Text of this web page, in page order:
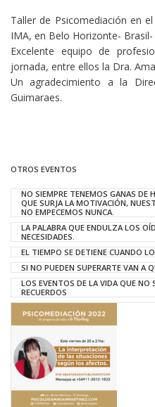
Taller de Psicomediación en
IMA, en Belo Horizonte- Brasil-
Excelente equipo de
jornada, entre ellos la Dra.
Un agradecimiento a la
Guimaraes.
OTROS EVENTOS
NO SIEMPRE TENEMOS GANAS DE
QUE SURJA LA MOTIVACIÓN,
NO EMPECEMOS NUNCA.
LA PALABRA QUE ENDULZA LOS
NECESIDADES.
EL TIEMPO SE DETIENE CUANDO
SI NO PUEDEN SUPERARTE VAN A
LOS EVENTOS DE LA VIDA QUE NO
RECUERDOS